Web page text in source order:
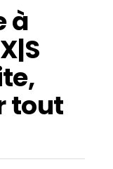
à
tout